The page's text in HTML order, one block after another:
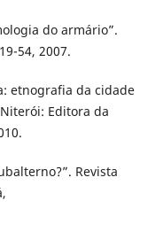
do armário”.
54, 2007.
etnografia da cidade
Editora da
Revista